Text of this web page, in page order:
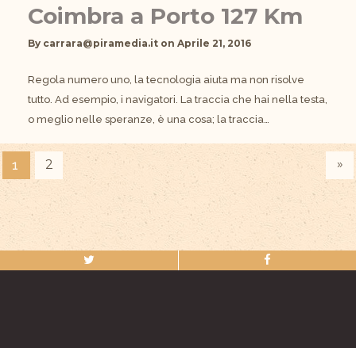
Coimbra a Porto 127 Km
By carrara@piramedia.it on Aprile 21, 2016
Regola numero uno, la tecnologia aiuta ma non risolve
tutto. Ad esempio, i navigatori. La traccia che hai nella testa,
o meglio nelle speranze, è una cosa; la traccia…
1 2 »